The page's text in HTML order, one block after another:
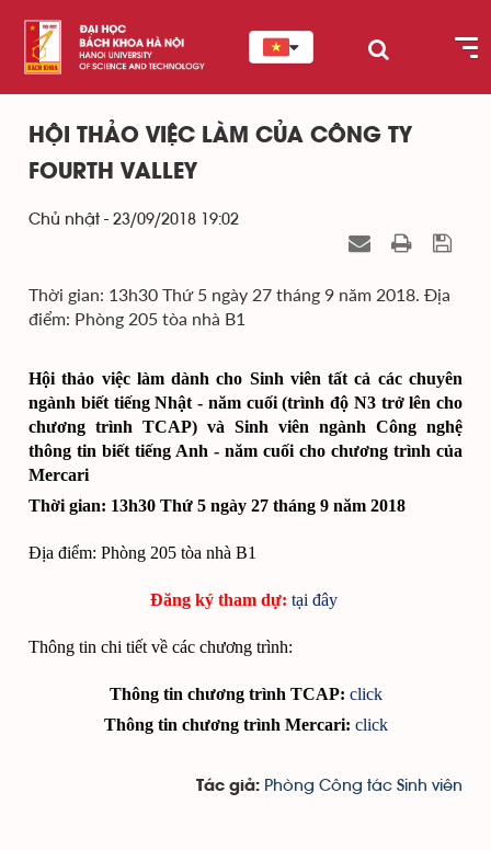
HỘI THẢO VIỆC LÀM CỦA CÔNG TY
FOURTH VALLEY
Chủ nhật - 23/09/2018 19:02
Thời gian: 13h30 Thứ 5 ngày 27 tháng 9 năm 2018. Địa
điểm: Phòng 205 tòa nhà B1
Hội thảo việc làm dành cho Sinh viên tất cả các chuyên
ngành biết tiếng Nhật - năm cuối (trình độ N3 trở lên cho
chương trình TCAP) và Sinh viên ngành Công nghệ
thông tin biết tiếng Anh - năm cuối cho chương trình của
Mercari
Thời gian: 13h30 Thứ 5 ngày 27 tháng 9 năm 2018
Địa điểm: Phòng 205 tòa nhà B1
Đăng ký tham dự: tại đây
Thông tin chi tiết về các chương trình:
Thông tin chương trình TCAP: click
Thông tin chương trình Mercari: click
Tác giả: Phòng Công tác Sinh viên